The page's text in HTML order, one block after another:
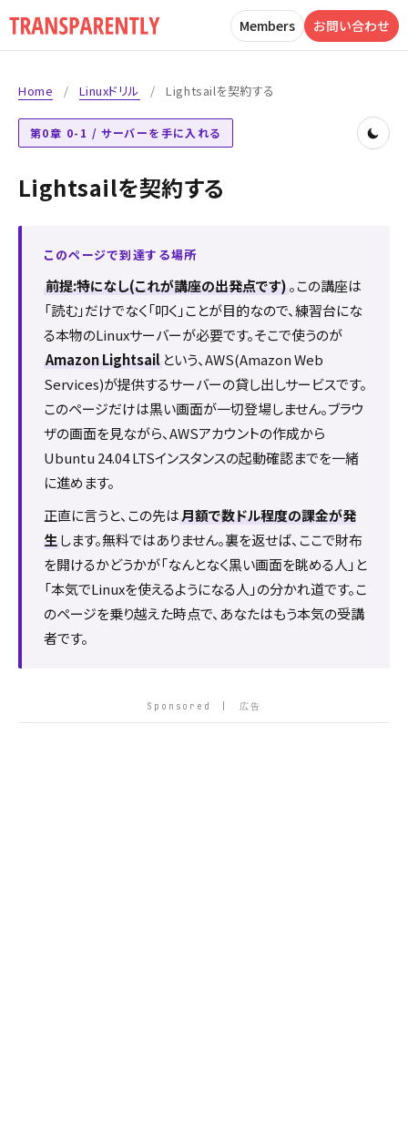
Members お問い合わせ
Home / Linuxドリル / Lightsailを契約する
第0章 0-1 / サーバーを手に入れる
Lightsailを契約する
このページで到達する場所
前提:特になし(これが講座の出発点です)。この講座は
「読む」だけでなく「叩く」ことが目的なので、練習台にな
る本物のLinuxサーバーが必要です。そこで使うのが
Amazon Lightsail という、AWS(Amazon Web
Services)が提供するサーバーの貸し出しサービスです。
このページだけは黒い画面が一切登場しません。ブラウ
ザの画面を見ながら、AWSアカウントの作成から
Ubuntu 24.04 LTSインスタンスの起動確認までを一緒
に進めます。
正直に言うと、この先は月額で数ドル程度の課金が発
生 します。無料ではありません。裏を返せば、ここで財布
を開けるかどうかが「なんとなく黒い画面を眺める人」と
「本気でLinuxを使えるようになる人」の分かれ道です。こ
のページを乗り越えた時点で、あなたはもう本気の受講
者です。